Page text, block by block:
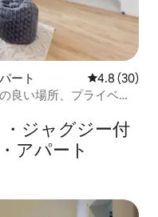
ート レビュー30
4.8 (30)
良い場所、プライベー
ジャグジー付
アパート